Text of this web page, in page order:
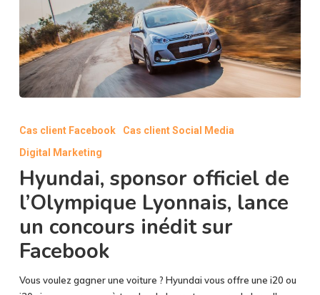
officiel
de
l’Olympique
Lyonnais,
lance
concours
inédit
Facebook
Cas client Facebook
Cas client Social Media
Digital Marketing
Hyundai, sponsor officiel de
l’Olympique Lyonnais, lance
un concours inédit sur
Facebook
Vous voulez gagner une voiture ? Hyundai vous offre une i20 ou